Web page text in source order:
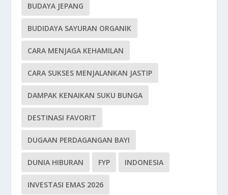
BUDAYA JEPANG
BUDIDAYA SAYURAN ORGANIK
CARA MENJAGA KEHAMILAN
CARA SUKSES MENJALANKAN JASTIP
DAMPAK KENAIKAN SUKU BUNGA
DESTINASI FAVORIT
DUGAAN PERDAGANGAN BAYI
DUNIA HIBURAN FYP INDONESIA
INVESTASI EMAS 2026